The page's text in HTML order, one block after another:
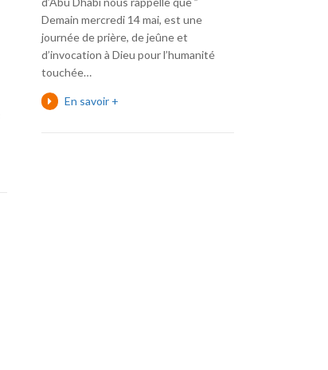
Demain mercredi 14 mai, est une
journée de prière, de jeûne et
d’invocation à Dieu pour l’humanité
touchée…
En savoir +